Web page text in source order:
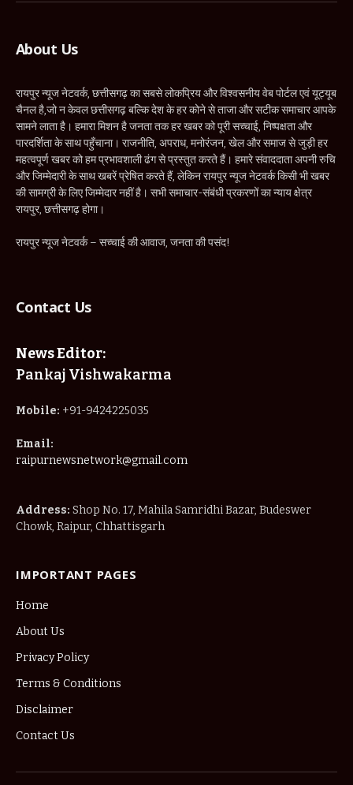
About Us
रायपुर न्यूज नेटवर्क, छत्तीसगढ़ का सबसे लोकप्रिय और विश्वसनीय वेब पोर्टल एवं यूट्यूब
चैनल है,जो न केवल छत्तीसगढ़ बल्कि देश के हर कोने से ताजा और सटीक समाचार आपके
सामने लाता है। हमारा मिशन है जनता तक हर खबर को पूरी सच्चाई, निष्पक्षता और
पारदर्शिता के साथ पहुँचाना। राजनीति, अपराध, मनोरंजन, खेल और समाज से जुड़ी हर
महत्वपूर्ण खबर को हम प्रभावशाली ढंग से प्रस्तुत करते हैं। हमारे संवाददाता अपनी रुचि
और जिम्मेदारी के साथ खबरें प्रेषित करते हैं, लेकिन रायपुर न्यूज नेटवर्क किसी भी खबर
की सामग्री के लिए जिम्मेदार नहीं है। सभी समाचार-संबंधी प्रकरणों का न्याय क्षेत्र
रायपुर, छत्तीसगढ़ होगा।
रायपुर न्यूज नेटवर्क – सच्चाई की आवाज, जनता की पसंद!
Contact Us
News Editor:
Pankaj Vishwakarma
Mobile: +91-9424225035
Email:
raipurnewsnetwork@gmail.com
Address: Shop No. 17, Mahila Samridhi Bazar, Budeswer
Chowk, Raipur, Chhattisgarh
IMPORTANT PAGES
Home
About Us
Privacy Policy
Terms & Conditions
Disclaimer
Contact Us